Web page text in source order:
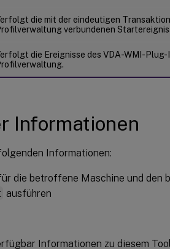
die mit der eindeutigen
verbundenen
die Ereignisse des VDA-WMI-Plug-
Informationen
Informationen:
die betroffene Maschine und den
ausführen
Informationen zu diesem